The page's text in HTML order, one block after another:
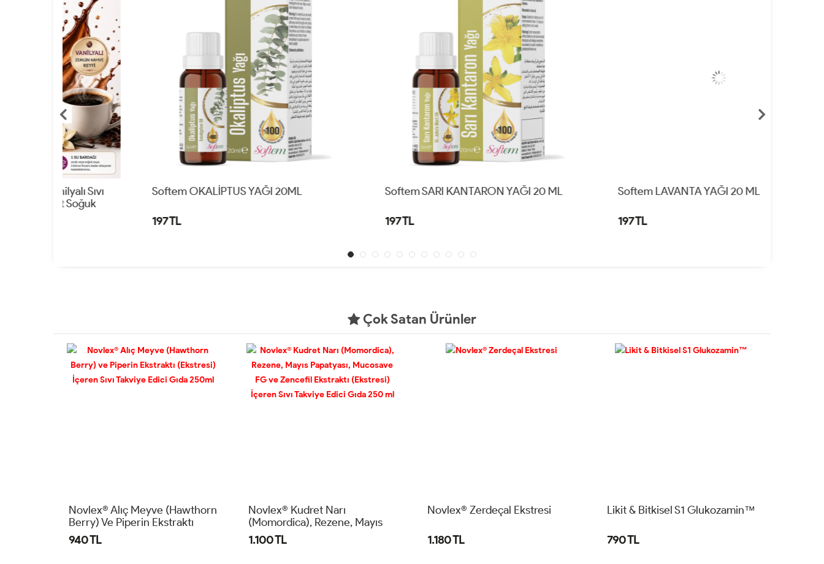
Softem OKALİPTUS YAĞI 20ML Softem SARI KANTARON YAĞI 20 ML Softem LAVANTA YAĞI 20 ML
Çok Satan Ürünler
Novlex® Alıç Meyve (Hawthorn
Berry) Ve Piperin Ekstraktı
(Ekstresi) İçeren Sıvı Takviye
Edici Gıda 250ml
940 TL
Novlex® Kudret Narı
(Momordica), Rezene, Mayıs
Papatyası, Mucosave FG Ve
Zencefil Ekstraktı (Ekstresi)
1.100 TL
Novlex® Zerdeçal Ekstresi
1.180 TL
Likit & Bitkisel S1 Glukozamin™
790 TL